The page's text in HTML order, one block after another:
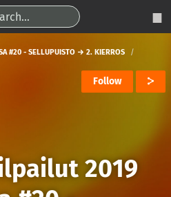
#20 - SELLUPUISTO → 2. KIERROS
Follow
2019